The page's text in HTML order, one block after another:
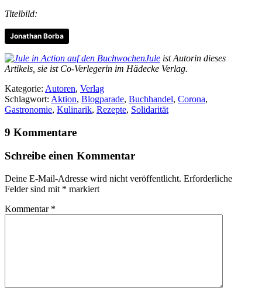
Titelbild:
Jonathan Borba
Jule ist Autorin dieses
Artikels, sie ist Co-Verlegerin im Hädecke Verlag.
Kategorie: Autoren, Verlag
Schlagwort: Aktion, Blogparade, Buchhandel, Corona,
Gastronomie, Kulinarik, Rezepte, Solidarität
9 Kommentare
Schreibe einen Kommentar
Deine E-Mail-Adresse wird nicht veröffentlicht. Erforderliche
Felder sind mit * markiert
Kommentar *